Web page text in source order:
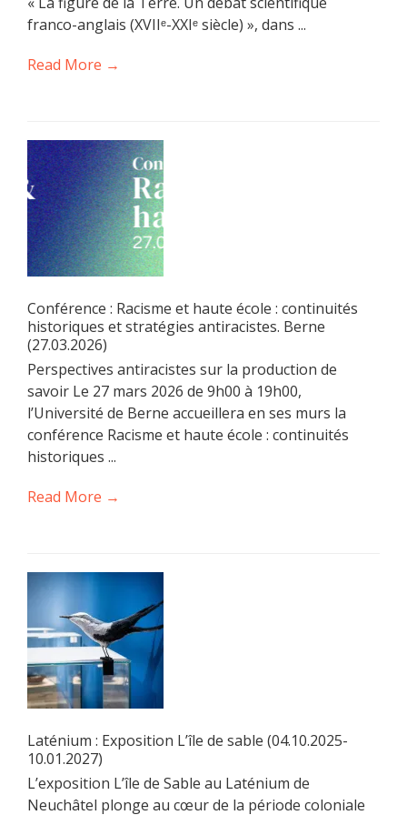
franco-anglais (XVIIᵉ-XXIᵉ siècle) », dans ...
Read More →
Conférence : Racisme et haute école : continuités
historiques et stratégies antiracistes. Berne
(27.03.2026)
Perspectives antiracistes sur la production de
savoir Le 27 mars 2026 de 9h00 à 19h00,
l’Université de Berne accueillera en ses murs la
conférence Racisme et haute école : continuités
historiques ...
Read More →
Laténium : Exposition L’île de sable (04.10.2025-
10.01.2027)
L’exposition L’île de Sable au Laténium de
Neuchâtel plonge au cœur de la période coloniale